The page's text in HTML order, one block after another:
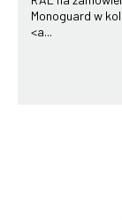
Monoguard w
<a...